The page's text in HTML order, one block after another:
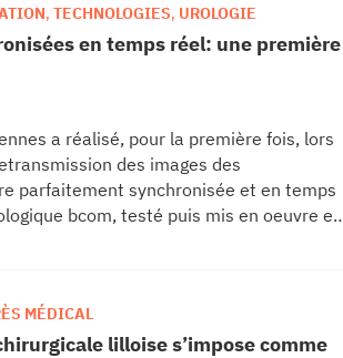
en temps réel: une première
, TECHNOLOGIES, UROLOGIE
a réalisé, pour la première fois, lors
des images des
parfaitement synchronisée et en temps
bcom, testé puis mis en oeuvre en
lilloise s’impose comme
MÉDICAL